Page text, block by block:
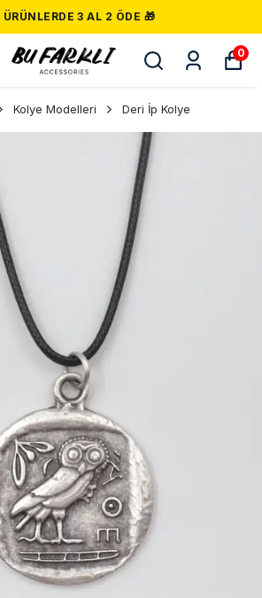
3 AL 2 ÖDE 🎁
0
Kolye Modelleri Deri İp Kolye